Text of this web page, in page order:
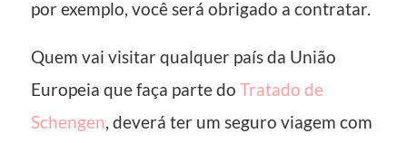
por exemplo, você será obrigado a contratar.
Quem vai visitar qualquer país da União
Europeia que faça parte do Tratado de
Schengen, deverá ter um seguro viagem com